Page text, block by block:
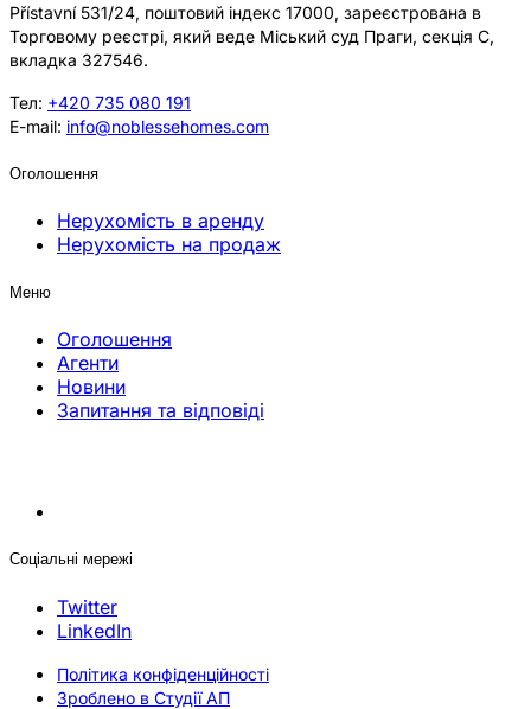
Přístavní 531/24, поштовий індекс 17000, зареєстрована в
Торговому реєстрі, який веде Міський суд Праги, секція C,
вкладка 327546.
Тел: +420 735 080 191
E-mail: info@noblessehomes.com
Оголошення
Нерухомість в аренду
Нерухомість на продаж
Меню
Оголошення
Агенти
Новини
Запитання та відповіді
Соціальні мережі
Twitter
LinkedIn
Політика конфіденційності
Зроблено в Студії АП